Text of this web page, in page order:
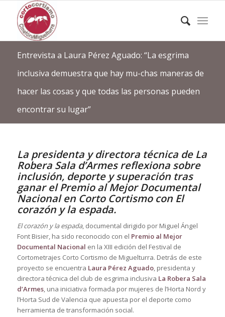
Entrevista a Laura Pérez Aguado: “La esgrima
inclusiva demuestra que hay mu-chas maneras de
hacer las cosas y que todas las personas pueden
encontrar su lugar”
La presidenta y directora técnica de La
Robera Sala d’Armes reflexiona sobre
inclusión, deporte y superación tras
ganar el Premio al Mejor Documental
Nacional en Corto Cortismo conEl
corazón y la espada.
El corazón y la espada, documental dirigido por Miguel Ángel
Font Bisier, ha sido reconocido con el Premio al Mejor
Documental Nacional en la XIII edición del Festival de
Cortometrajes Corto Cortismo de Miguelturra. Detrás de este
proyecto se encuentra Laura Pérez Aguado, presidenta y
directora técnica del club de esgrima inclusiva La Robera Sala
d’Armes, una iniciativa formada por mujeres de l’Horta Nord y
l’Horta Sud de Valencia que apuesta por el deporte como
herramienta de transformación social.